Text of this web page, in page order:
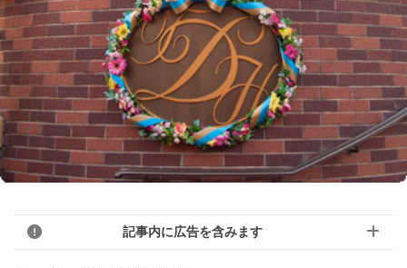
記事内に広告を含みます